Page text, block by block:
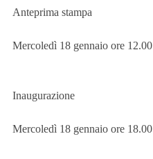
Anteprima stampa
Mercoledì 18 gennaio ore 12.00
Inaugurazione
Mercoledì 18 gennaio ore 18.00